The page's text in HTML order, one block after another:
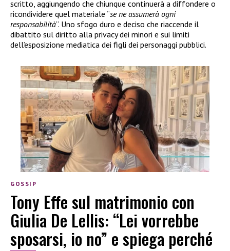
scritto, aggiungendo che chiunque continuerà a diffondere o
ricondividere quel materiale “se ne assumerà ogni
responsabilità“. Uno sfogo duro e deciso che riaccende il
dibattito sul diritto alla privacy dei minori e sui limiti
dell’esposizione mediatica dei figli dei personaggi pubblici.
GOSSIP
Tony Effe sul matrimonio con
Giulia De Lellis: “Lei vorrebbe
sposarsi, io no” e spiega perché